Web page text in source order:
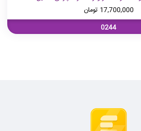
17,700,000 تومان
0244